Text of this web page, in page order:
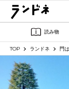
読み物
TOP ランドネ 門